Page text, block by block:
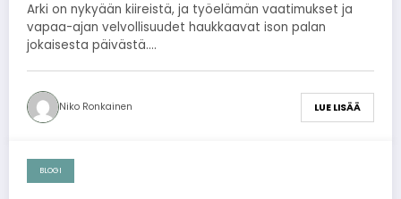
Arki on nykyään kiireistä, ja työelämän vaatimukset ja
vapaa-ajan velvollisuudet haukkaavat ison palan
jokaisesta päivästä.…
Niko Ronkainen LUE LISÄÄ
2026-07-03
BLOGI